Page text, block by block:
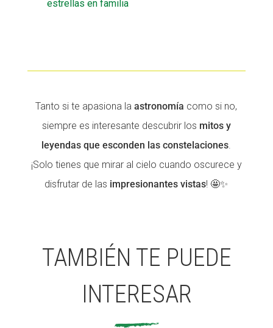
estrellas en familia
Tanto si te apasiona laastronomía como si no,
siempre es interesante descubrir los mitos y
leyendas que esconden las constelaciones.
¡Solo tienes que mirar al cielo cuando oscurece y
disfrutar de las impresionantes vistas! 🤩✨
TAMBIÉN TE PUEDE
INTERESAR